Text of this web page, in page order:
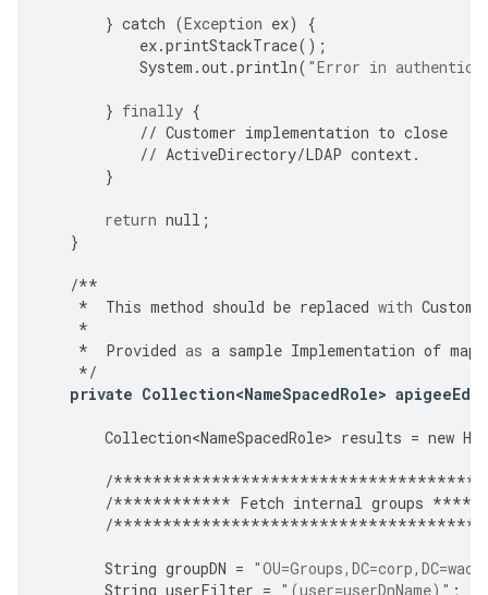
} catch (Exception ex)
{
ex.printStackTrace();
System .out.println( "Error in
} finally {
// Customer implementation to close
// ActiveDirectory/LDAP context.
}
return null ;
}
/**
*
This method should be replaced with
*
*
Provided as a sample Implementation of
*/
private Collection<NameSpacedRole>
Collection<NameSpacedRole> results = new
/
/************ Fetch internal groups
/
String groupDN =
String userFilter = "(user=userDnName)" ;